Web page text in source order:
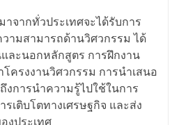
จากทั่วประเทศจะได้รับการ
ามสามารถด้านวิศวกรรม ได้
ละนอกหลักสูตร การฝึกงาน
ครงงานวิศวกรรม การนำเสนอ
งการนำความรู้ไปใช้ในการ
เติบโตทางเศรษฐกิจ และส่ง
งประเทศ